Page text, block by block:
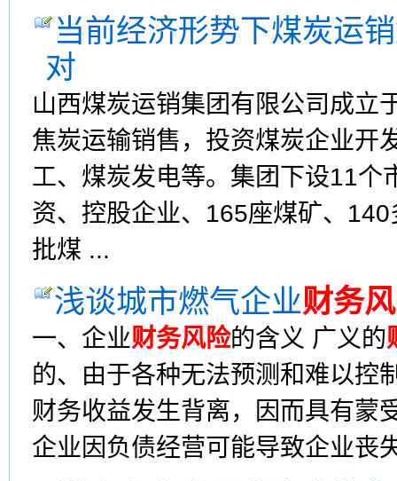
当前经济形势下煤炭运
对
山西煤炭运销集团有限公司成立
焦炭运输销售，投资煤炭企业开
工、煤炭发电等。集团下设11个
资、控股企业、165座煤矿、
批煤 ...
浅谈城市燃气企业财务
一、企业财务风险的含义 广义的
的、由于各种无法预测和难以控
财务收益发生背离，因而具有蒙
企业因负债经营可能导致企业丧